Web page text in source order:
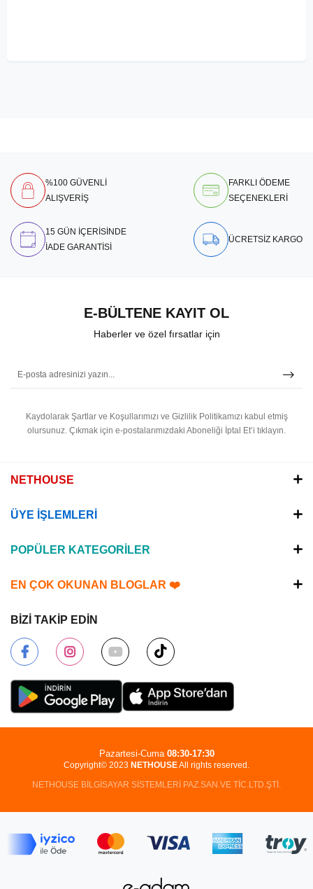
%100 GÜVENLİ
ALIŞVERİŞ
FARKLI ÖDEME
SEÇENEKLERİ
15 GÜN İÇERİSİNDE
İADE GARANTİSİ
ÜCRETSİZ KARGO
E-BÜLTENE KAYIT OL
Haberler ve özel fırsatlar için
Kaydolarak Şartlar ve Koşullarımızı ve Gizlilik Politikamızı kabul etmiş
olursunuz. Çıkmak için e-postalarımızdaki Aboneliği İptal Et’i tıklayın.
NETHOUSE
ÜYE İŞLEMLERİ
POPÜLER KATEGORİLER
EN ÇOK OKUNAN BLOGLAR ❤️
BİZİ TAKİP EDİN
Copyright© 2023 NETHOUSEAll rights reserved.
NETHOUSE BİLGİSAYAR SİSTEMLERİ PAZ.SAN.VE TİC.LTD.ŞTİ.
Pazartesi-Cuma 08:30-17:30